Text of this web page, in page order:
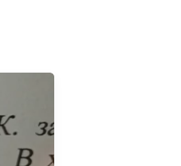
ЗА
ЗА ПОРЧУ
"СЕЛЬД" В